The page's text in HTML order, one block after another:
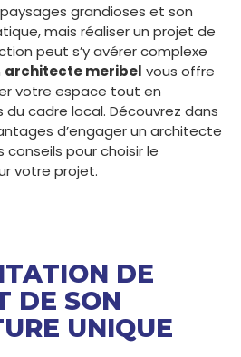
grandioses et son
mais réaliser un projet de
peut s’y avérer complexe
architecte meribel vous offre
votre espace tout en
cadre local. Découvrez dans
d’engager un architecte
conseils pour choisir le
votre projet.
DE
DE SON
UNIQUE